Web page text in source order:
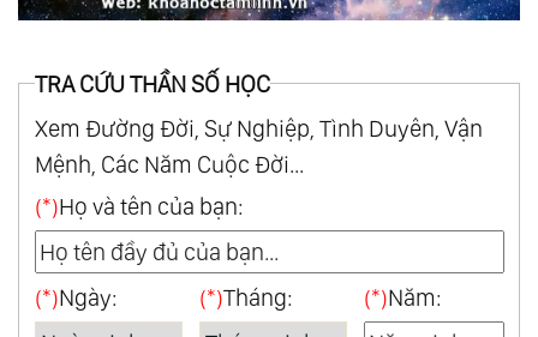
TRA CỨU THẦN SỐ HỌC
Xem Đường Đời, Sự Nghiệp, Tình Duyên, Vận
Mệnh, Các Năm Cuộc Đời...
(*)Họ và tên của bạn:
(*)Ngày: (*)Tháng: (*)Năm: